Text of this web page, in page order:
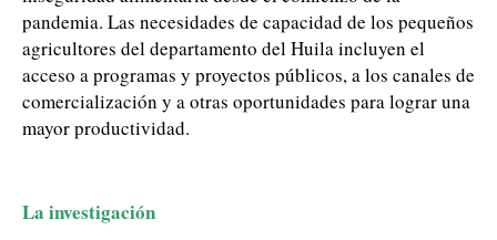
pandemia. Las necesidades de capacidad de los pequeños
agricultores del departamento del Huila incluyen el
acceso a programas y proyectos públicos, a los canales de
comercialización y a otras oportunidades para lograr una
mayor productividad.
La investigación